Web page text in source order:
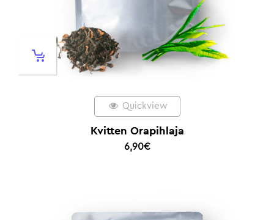
Quickview
Kvitten Orapihlaja
6,90€